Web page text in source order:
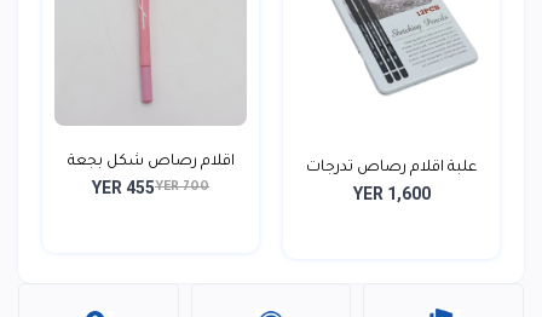
علبة اقلام رصاص تدرجات
YER 1,600
اقلام رصاص شكل بجعة
YER 700
YER 455